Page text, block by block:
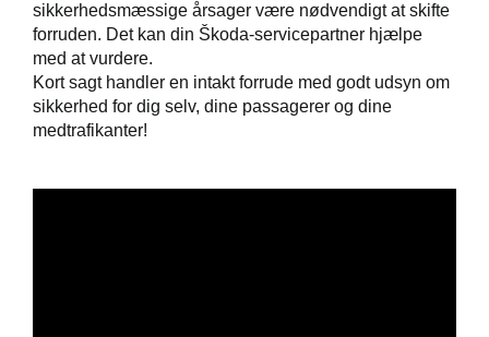
mindre slid
sikkerhedsmæssige årsager være nødvendigt at skifte
forruden. Det kan din Škoda-servicepartner hjælpe
med at vurdere.
Kort sagt handler en intakt forrude med godt udsyn om
sikkerhed for dig selv, dine passagerer og dine
medtrafikanter!